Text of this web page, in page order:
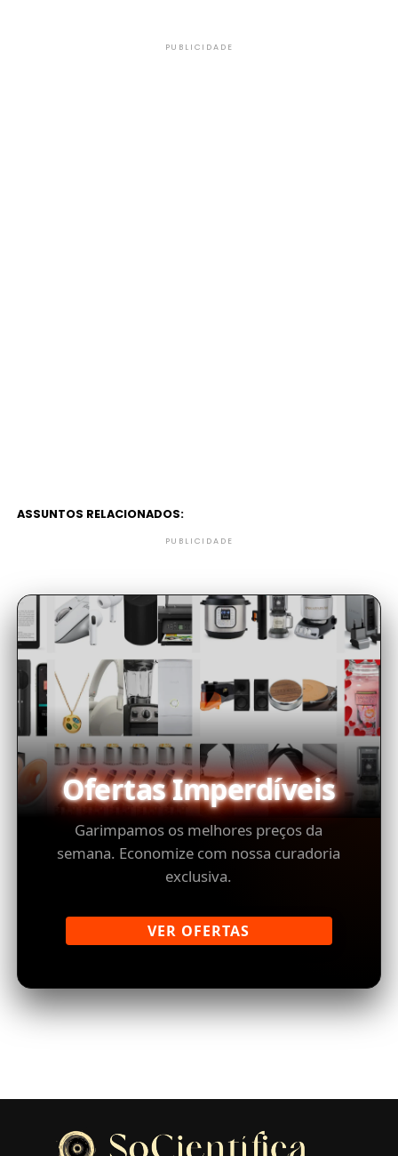
PUBLICIDADE
ASSUNTOS RELACIONADOS:
PUBLICIDADE
Ofertas Imperdíveis
Garimpamos os melhores preços da
semana. Economize com nossa curadoria
exclusiva.
VER OFERTAS